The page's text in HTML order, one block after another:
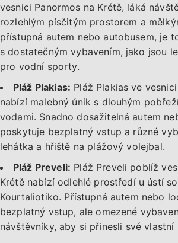
vesnici Panormos na Krétě, láká
rozlehlým písčitým prostorem a
přístupná autem nebo autobusem, je
s dostatečným vybavením, jako jsou
pro vodní sporty.
Pláž Plakias: Pláž Plakias ve
nabízí malebný únik s dlouhým
vodami. Snadno dosažitelná autem
poskytuje bezplatný vstup a různé
lehátka a hřiště na plážový volejbal.
Pláž Preveli: Pláž Preveli poblíž
Krétě nabízí odlehlé prostředí u ústí
Kourtaliotiko. Přístupná autem nebo
bezplatný vstup, ale omezené
návštěvníky, aby si přinesli své vlastní